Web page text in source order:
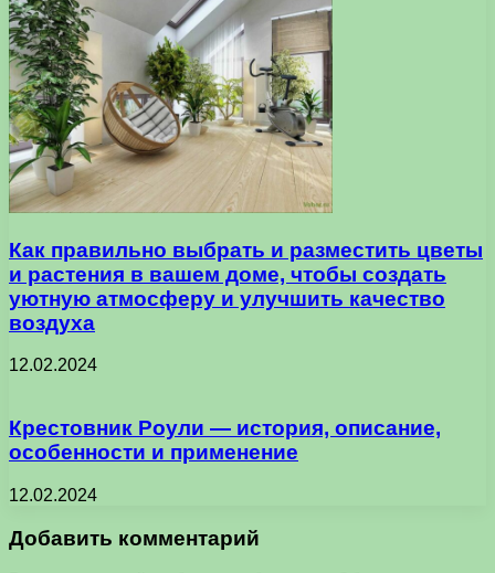
Как правильно выбрать и разместить цветы
и растения в вашем доме, чтобы создать
уютную атмосферу и улучшить качество
воздуха
12.02.2024
Крестовник Роули — история, описание,
особенности и применение
12.02.2024
Добавить комментарий